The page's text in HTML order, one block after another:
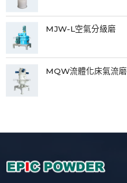
MJW-L空氣分級磨
MQW流體化床氣流磨